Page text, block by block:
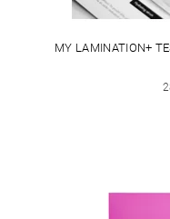
MY LAMINATION+